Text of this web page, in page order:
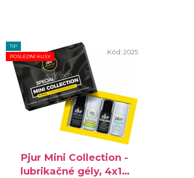
TIP
POSLEDNÍ KUSY
Pjur Mini Collection -
lubrikačné gély, 4x10
Kód: 2025